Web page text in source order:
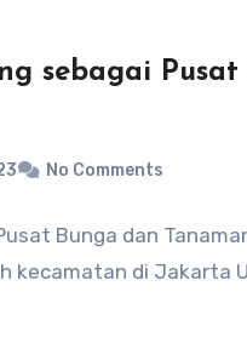
sebagai
No Comments
Bunga dan
kecamatan di Jakarta